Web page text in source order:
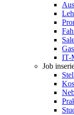
IT-
Job